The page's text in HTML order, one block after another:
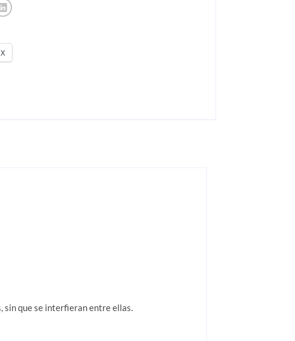
X
sin que se interfieran entre ellas.